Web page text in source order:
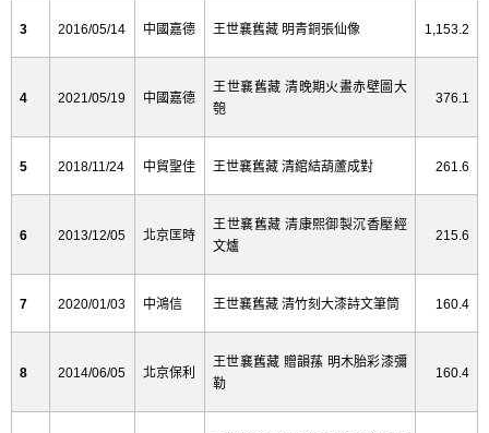
3 2016/05/14 中國嘉德 王世襄舊藏 明青銅張仙像 1,153.2
4 2021/05/19 中國嘉德
王世襄舊藏 清晚期火畫赤壁圖大
匏
376.1
5 2018/11/24 中貿聖佳 王世襄舊藏 清綰結葫蘆成對 261.6
6 2013/12/05 北京匡時
王世襄舊藏 清康熙御製沉香壓經
文爐
215.6
7 2020/01/03 中鴻信 王世襄舊藏 清竹刻大漆詩文筆筒 160.4
8 2014/06/05 北京保利
王世襄舊藏 贈韻蓀 明木胎彩漆彌
勒
160.4